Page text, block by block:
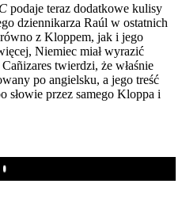
podaje teraz dodatkowe kulisy
dziennikarza Raúl w ostatnich
z Kloppem, jak i jego
Niemiec miał wyrazić
twierdzi, że właśnie
po angielsku, a jego treść
słowie przez samego Kloppa i
Play